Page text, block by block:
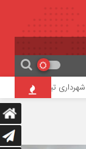
تبریز در تفرجگاه